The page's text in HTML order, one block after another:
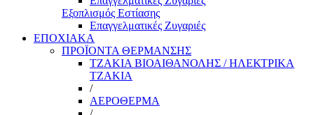
Εξοπλισμός Εστίασης
Επαγγελματικές Ζυγαριές
ΕΠΟΧΙΑΚΑ
ΠΡΟΪΟΝΤΑ ΘΕΡΜΑΝΣΗΣ
ΤΖΑΚΙΑ ΒΙΟΑΙΘΑΝΟΛΗΣ / ΗΛΕΚΤΡΙΚΑ
ΤΖΑΚΙΑ
/
ΑΕΡΟΘΕΡΜΑ